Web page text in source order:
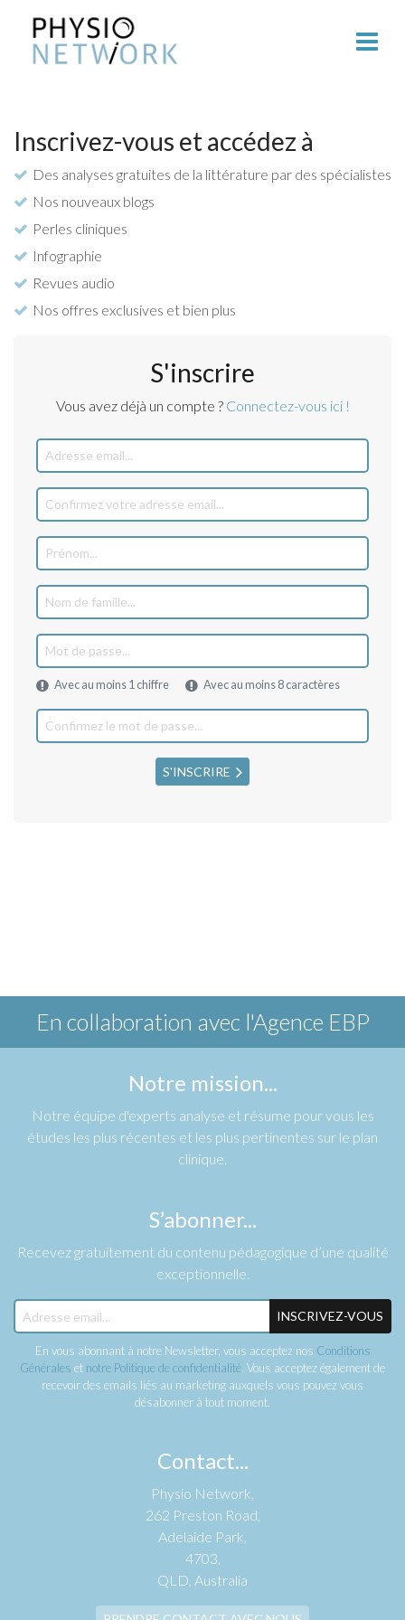
Inscrivez-vous et accédez à
Des analyses gratuites de la littérature par des spécialistes
Nos nouveaux blogs
Perles cliniques
Infographie
Revues audio
Nos offres exclusives et bien plus
S'inscrire
Vous avez déjà un compte ? Connectez-vous ici !
Avec au moins 1 chiffre Avec au moins 8 caractères
S'INSCRIRE
En collaboration avec l'Agence EBP
Notre mission...
Notre équipe d'experts analyse et résume pour vous les
études les plus récentes et les plus pertinentes sur le plan
clinique.
S’abonner...
Recevez gratuitement du contenu pédagogique d’une qualité
exceptionnelle.
INSCRIVEZ-VOUS
En vous abonnant à notre Newsletter, vous acceptez nos Conditions
Générales et notre Politique de confidentialité. Vous acceptez également de
recevoir des emails liés au marketing auxquels vous pouvez vous
désabonner à tout moment.
Contact...
Physio Network,
262 Preston Road,
Adelaide Park,
4703,
QLD, Australia